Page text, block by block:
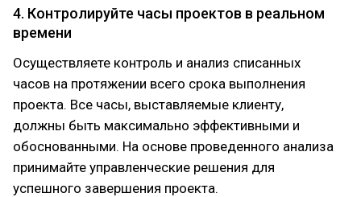
4. Контролируйте часы проектов в реальном
времени
Осуществляете контроль и анализ списанных
часов на протяжении всего срока выполнения
проекта. Все часы, выставляемые клиенту,
должны быть максимально эффективными и
обоснованными. На основе проведенного анализа
принимайте управленческие решения для
успешного завершения проекта.